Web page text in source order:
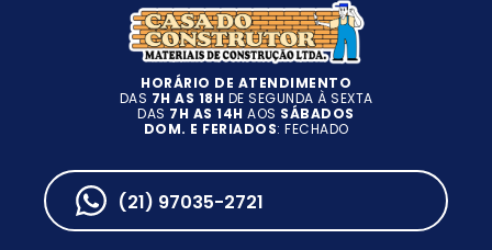
HORÁRIO DE ATENDIMENTO
DAS 7H AS 18H DE SEGUNDA À SEXTA
DAS 7H AS 14H AOS SÁBADOS
DOM. E FERIADOS: FECHADO
(21) 97035-2721